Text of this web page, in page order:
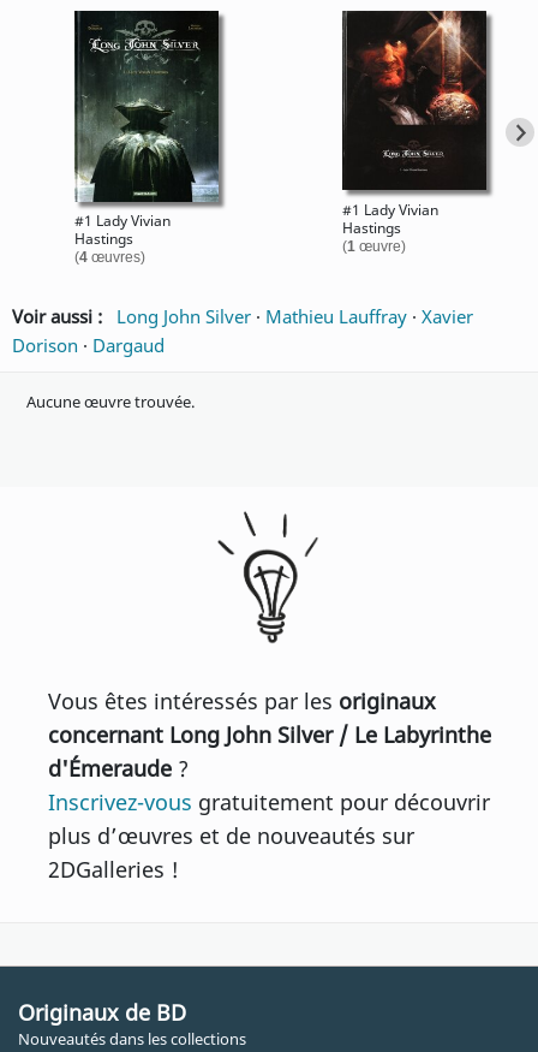
#1 Lady Vivian
Hastings
(4œuvres)
#1 Lady Vivian
Hastings
(1 œuvre)
Voir aussi : Long John Silver · Mathieu Lauffray · Xavier
Dorison · Dargaud
Aucune œuvre trouvée.
Vous êtes intéressés par les originaux
concernant Long John Silver / Le Labyrinthe
d'Émeraude ?
Inscrivez-vous gratuitement pour découvrir
plus d’œuvres et de nouveautés sur
2DGalleries !
Originaux de BD
Nouveautés dans les collections